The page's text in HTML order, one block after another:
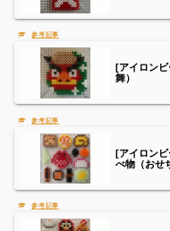
[アイロン
舞）
[アイロン
べ物（おせ